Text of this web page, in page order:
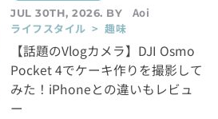
JUL 30TH, 2026. BY
Aoi
ライフスタイル > 趣味
【話題のVlogカメラ】DJI Osmo
Pocket 4でケーキ作りを撮影して
みた！iPhoneとの違いもレビュ
ー